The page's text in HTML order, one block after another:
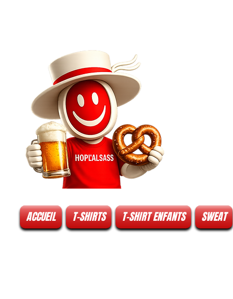
ACCUEIL T-SHIRTS T-SHIRT ENFANTS SWEAT